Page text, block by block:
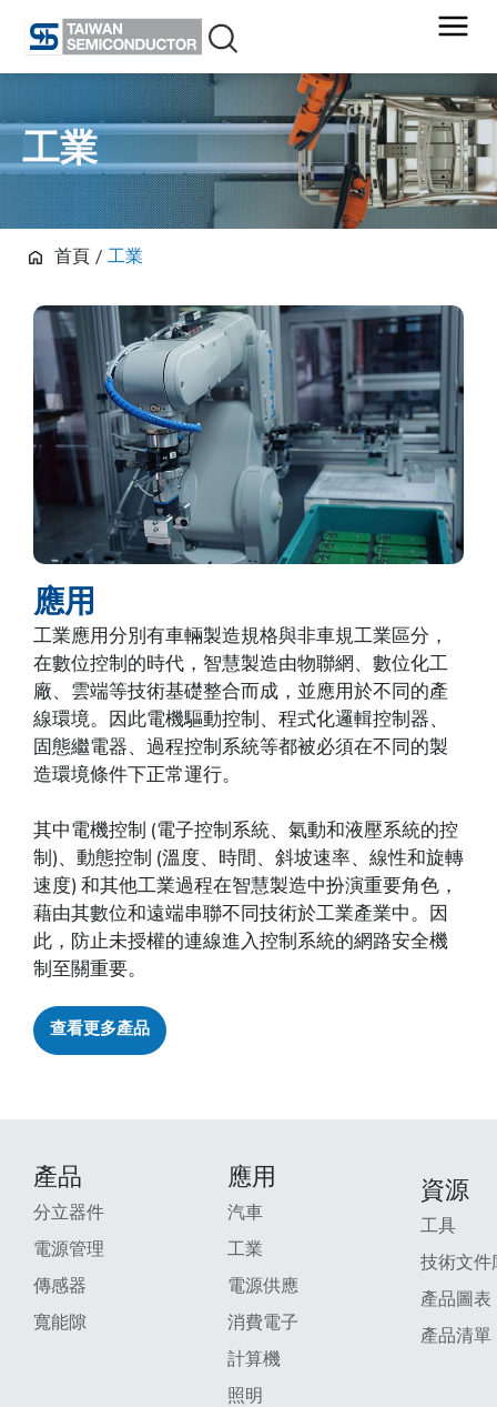
content
工業
首頁 / 工業
應用
工業應用分別有車輛製造規格與非車規工業區分，
在數位控制的時代，智慧製造由物聯網、數位化工
廠、雲端等技術基礎整合而成，並應用於不同的產
線環境。因此電機驅動控制、程式化邏輯控制器、
固態繼電器、過程控制系統等都被必須在不同的製
造環境條件下正常運行。
其中電機控制 (電子控制系統、氣動和液壓系統的控
制)、動態控制 (溫度、時間、斜坡速率、線性和旋轉
速度) 和其他工業過程在智慧製造中扮演重要角色，
藉由其數位和遠端串聯不同技術於工業產業中。因
此，防止未授權的連線進入控制系統的網路安全機
制至關重要。
查看更多產品
產品
分立器件
電源管理
傳感器
寬能隙
應用
汽車
工業
電源供應
消費電子
計算機
照明
資源
工具
技術文件
產品圖表
產品清單